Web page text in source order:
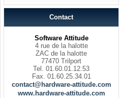
Contact
Software Attitude
4 rue de la halotte
ZAC de la halotte
77470 Trilport
Tel. 01.60.01.12.53
Fax. 01.60.25.34.01
contact@hardware-attitude.com
www.hardware-attitude.com